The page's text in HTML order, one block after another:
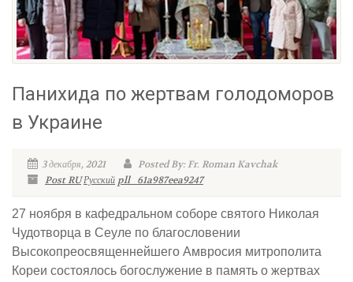
Панихида по жертвам голодоморов
в Украине
3 декабря, 2021
Posted By: Fr. Roman Kavchak
Post RUРусский pll_61a987eea9247
27 ноября в кафедральном соборе святого Николая
Чудотворца в Сеуле по благословении
Высокопреосвященнейшего Амвросия митрополита
Кореи состоялось богослужение в память о жертвах